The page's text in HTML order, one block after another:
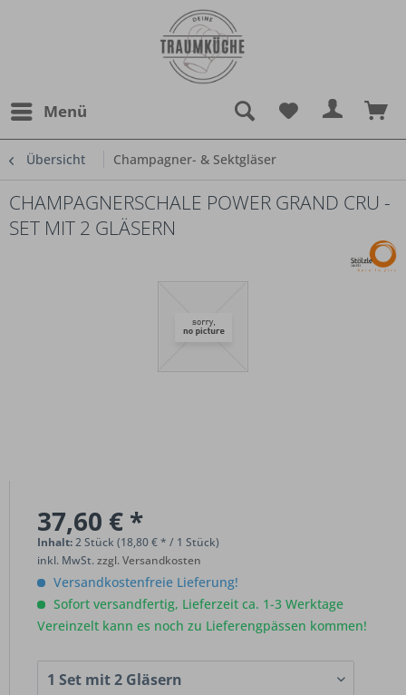
Menü
Übersicht Champagner- & Sektgläser
CHAMPAGNERSCHALE POWER GRAND CRU -
SET MIT 2 GLÄSERN
37,60 € *
Inhalt:2 Stück (18,80 € * / 1 Stück)
inkl. MwSt.zzgl. Versandkosten
Versandkostenfreie Lieferung!
Sofort versandfertig, Lieferzeit ca. 1-3 Werktage
Vereinzelt kann es noch zu Lieferengpässen kommen!